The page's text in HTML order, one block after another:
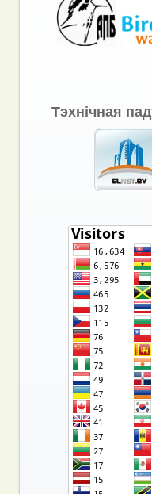
Тэхнічная